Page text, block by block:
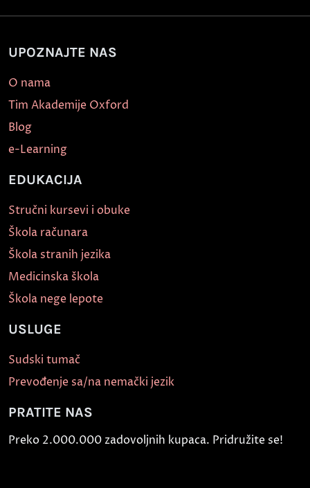
UPOZNAJTE NAS
O nama
Tim Akademije Oxford
Blog
e-Learning
EDUKACIJA
Stručni kursevi i obuke
Škola računara
Škola stranih jezika
Medicinska škola
Škola nege lepote
USLUGE
Sudski tumač
Prevođenje sa/na nemački jezik
PRATITE NAS
Preko 2.000.000 zadovoljnih kupaca. Pridružite se!